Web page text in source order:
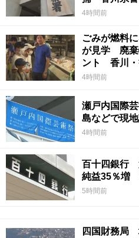
4時間前
ごみが燃料
が見学 廃棄
ント 香川・
4時間前
瀬戸内国際
島などで現
4時間前
百十四銀行
純益35％増
5時間前
四国財務局